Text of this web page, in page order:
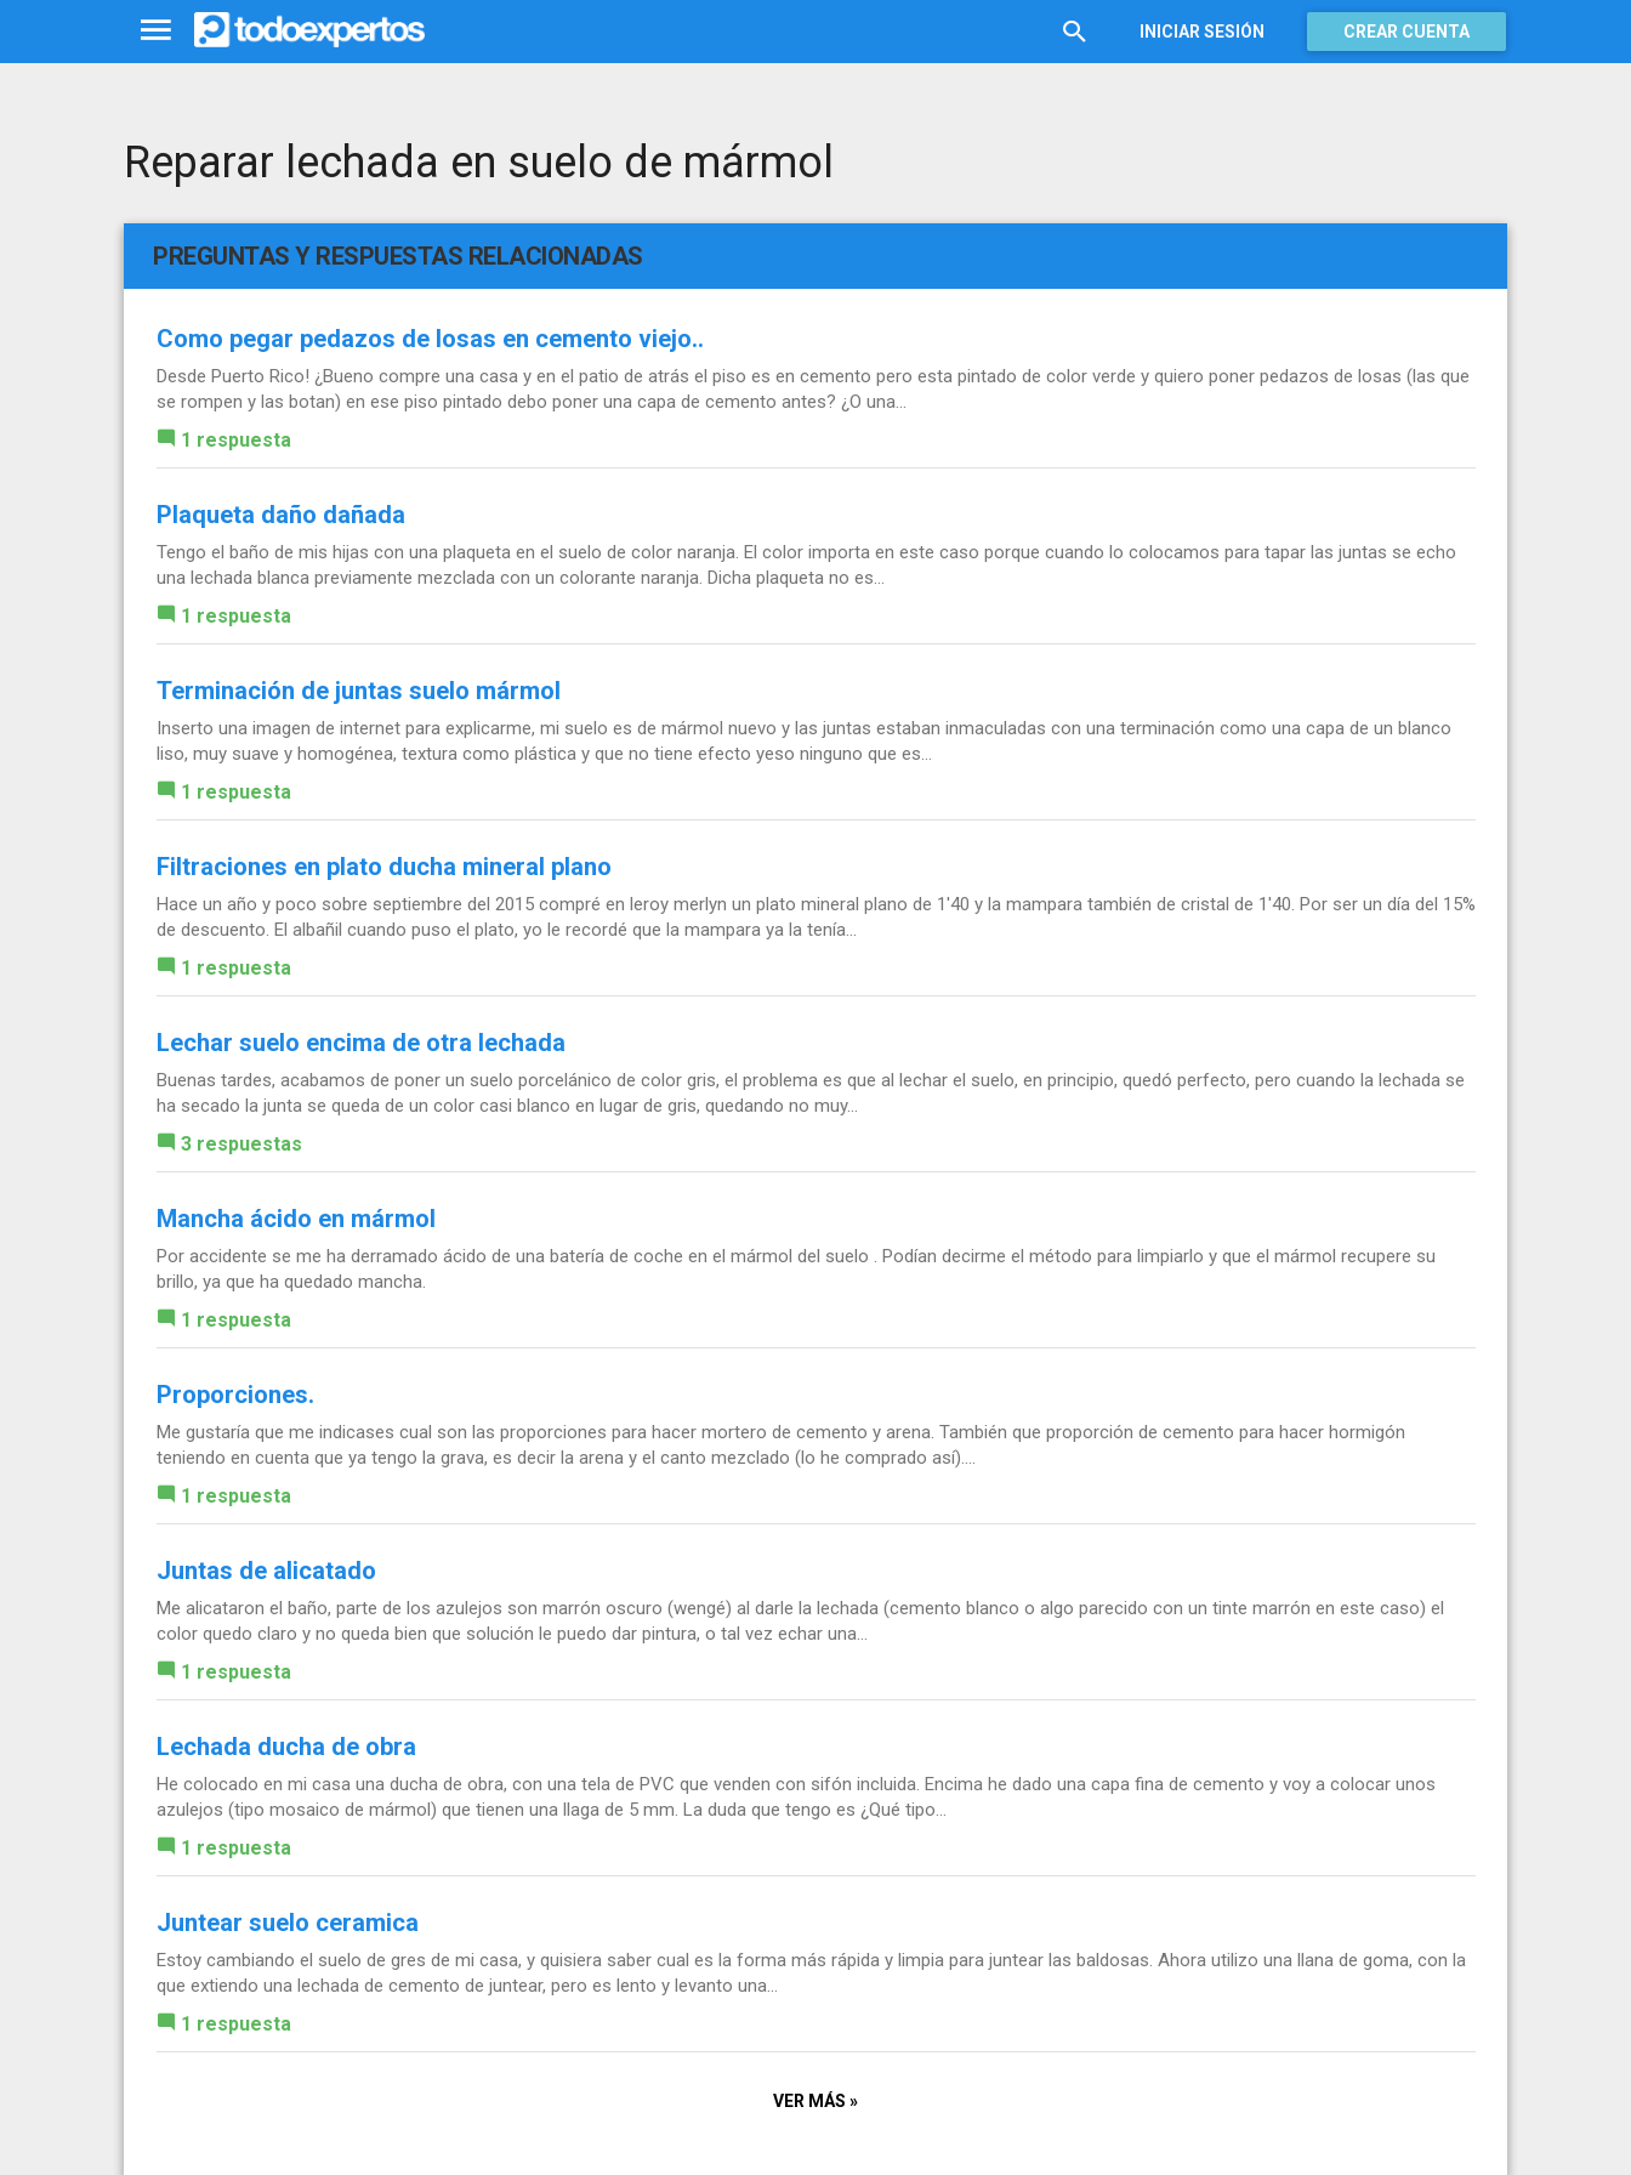
INICIAR SESIÓN CREAR CUENTA
Reparar lechada en suelo de mármol
PREGUNTAS Y RESPUESTAS RELACIONADAS
Como pegar pedazos de losas en cemento viejo..
Desde Puerto Rico! ¿Bueno compre una casa y en el patio de atrás el piso es en cemento pero esta pintado de color verde y quiero poner pedazos de losas (las que
se rompen y las botan) en ese piso pintado debo poner una capa de cemento antes? ¿O una...
1 respuesta
Plaqueta daño dañada
Tengo el baño de mis hijas con una plaqueta en el suelo de color naranja. El color importa en este caso porque cuando lo colocamos para tapar las juntas se echo
una lechada blanca previamente mezclada con un colorante naranja. Dicha plaqueta no es...
1 respuesta
Terminación de juntas suelo mármol
Inserto una imagen de internet para explicarme, mi suelo es de mármol nuevo y las juntas estaban inmaculadas con una terminación como una capa de un blanco
liso, muy suave y homogénea, textura como plástica y que no tiene efecto yeso ninguno que es...
1 respuesta
Filtraciones en plato ducha mineral plano
Hace un año y poco sobre septiembre del 2015 compré en leroy merlyn un plato mineral plano de 1'40 y la mampara también de cristal de 1'40. Por ser un día del 15%
de descuento. El albañil cuando puso el plato, yo le recordé que la mampara ya la tenía...
1 respuesta
Lechar suelo encima de otra lechada
Buenas tardes, acabamos de poner un suelo porcelánico de color gris, el problema es que al lechar el suelo, en principio, quedó perfecto, pero cuando la lechada se
ha secado la junta se queda de un color casi blanco en lugar de gris, quedando no muy...
3 respuestas
Mancha ácido en mármol
Por accidente se me ha derramado ácido de una batería de coche en el mármol del suelo . Podían decirme el método para limpiarlo y que el mármol recupere su
brillo, ya que ha quedado mancha.
1 respuesta
Proporciones.
Me gustaría que me indicases cual son las proporciones para hacer mortero de cemento y arena. También que proporción de cemento para hacer hormigón
teniendo en cuenta que ya tengo la grava, es decir la arena y el canto mezclado (lo he comprado así)....
1 respuesta
Juntas de alicatado
Me alicataron el baño, parte de los azulejos son marrón oscuro (wengé) al darle la lechada (cemento blanco o algo parecido con un tinte marrón en este caso) el
color quedo claro y no queda bien que solución le puedo dar pintura, o tal vez echar una...
1 respuesta
Lechada ducha de obra
He colocado en mi casa una ducha de obra, con una tela de PVC que venden con sifón incluida. Encima he dado una capa fina de cemento y voy a colocar unos
azulejos (tipo mosaico de mármol) que tienen una llaga de 5 mm. La duda que tengo es ¿Qué tipo...
1 respuesta
Juntear suelo ceramica
Estoy cambiando el suelo de gres de mi casa, y quisiera saber cual es la forma más rápida y limpia para juntear las baldosas. Ahora utilizo una llana de goma, con la
que extiendo una lechada de cemento de juntear, pero es lento y levanto una...
1 respuesta
VER MÁS »